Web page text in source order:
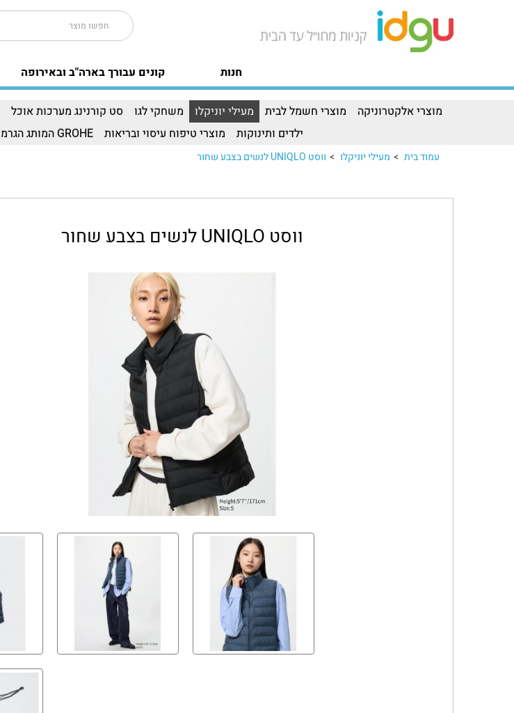
קונים עבורך בארה"ב ובאירופה חנות
מוצרי אלקטרוניקה מוצרי חשמל לבית מעילי יוניקלו משחקי לגו סט קורנינג מערכות אוכל
ילדים ותינוקות
מוצרי טיפוח עיסוי ובריאות GROHE המותג הגרמני המוביל
עמוד בית > מעילי יוניקלו > ווסט UNIQLO לנשים בצבע שחור
ווסט UNIQLO לנשים בצבע שחור